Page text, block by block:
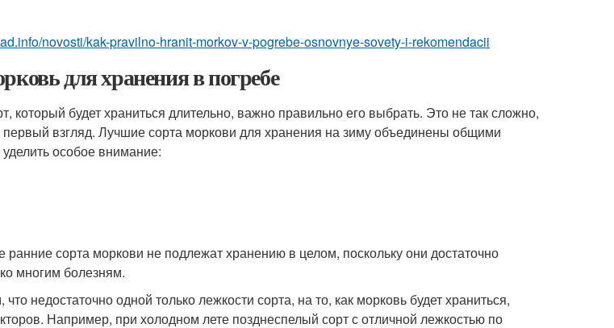
novosti/kak-pravilno-hranit-morkov-v-pogrebe-osnovnye-sovety-i-rekomendacii
для хранения в погребе
который будет храниться длительно, важно правильно его выбрать. Это не так сложно,
первый взгляд. Лучшие сорта моркови для хранения на зиму объединены общими
особое внимание:
ранние сорта моркови не подлежат хранению в целом, поскольку они достаточно
многим болезням.
недостаточно одной только лежкости сорта, на то, как морковь будет храниться,
Например, при холодном лете позднеспелый сорт с отличной лежкостью по